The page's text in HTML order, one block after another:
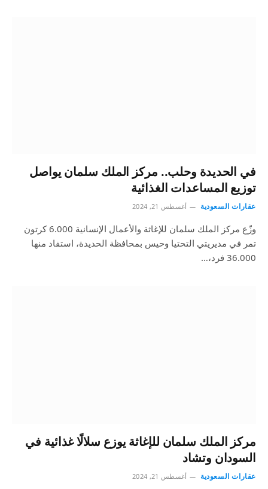
في الحديدة وحلب.. مركز الملك سلمان يواصل
توزيع المساعدات الغذائية
عقارات السعودية أغسطس 21, 2024
وزّع مركز الملك سلمان للإغاثة والأعمال الإنسانية 6.000 كرتون
تمر في مديريتي التحتيا وحيس بمحافظة الحديدة، استفاد منها
36.000 فرد،…
مركز الملك سلمان للإغاثة يوزع سلالًا غذائية في
السودان وتشاد
عقارات السعودية أغسطس 21, 2024